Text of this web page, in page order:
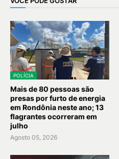
POLÍCIA
Mais de 80 pessoas são
presas por furto de energia
em Rondônia neste ano; 13
flagrantes ocorreram em
julho
Agosto 05, 2026